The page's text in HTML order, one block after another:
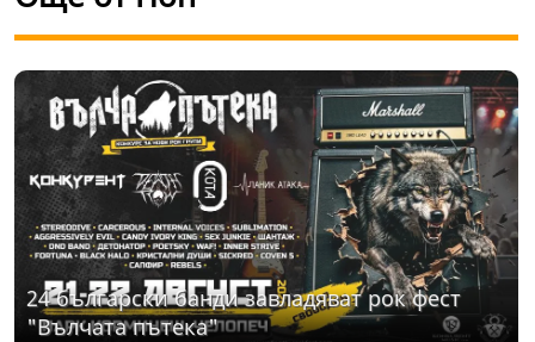
24 български банди завладяват рок фест
"Вълчата пътека"